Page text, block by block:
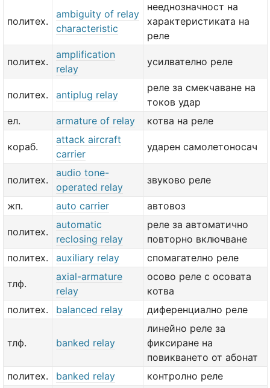
политех.
ambiguity of relay
characteristic
нееднозначност на
характеристиката на
реле
политех.
amplification
relay
усилвателно реле
политех. antiplug relay
реле за смекчаване на
токов удар
ел.
armature of relay котва на реле
кораб.
attack aircraft
carrier
ударен самолетоносач
политех.
audio tone-
operated relay
звуково реле
жп. auto carrier автовоз
политех.
automatic
reclosing relay
реле за автоматично
повторно включване
политех.
auxiliary relay спомагателно реле
тлф.
axial-armature
relay
осово реле с осовата
котва
политех.
balanced relay диференциално реле
тлф. banked relay
линейно реле за
фиксиране на
повикването от абонат
политех.
banked relay контролно реле